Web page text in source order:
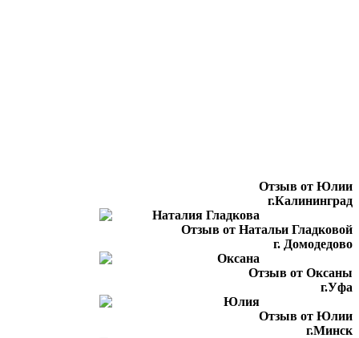
Отзыв от Юлии
г.Калининград
Отзыв от Натальи Гладковой
г. Домодедово
Отзыв от Оксаны
г.Уфа
Отзыв от Юлии
г.Минск